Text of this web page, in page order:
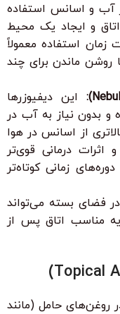
آب و اسانس استفاده
و ایجاد یک محیط
استفاده معمولاً
خاموش یا روشن ماندن برای چند
این دیفیوزرها
و بدون نیاز به آب در
از اسانس در هوا
درمانی قوی‌تر
زمانی کوتاه‌تر
در فضای بسته می‌تواند
مناسب اتاق پس از
حامل (مانند